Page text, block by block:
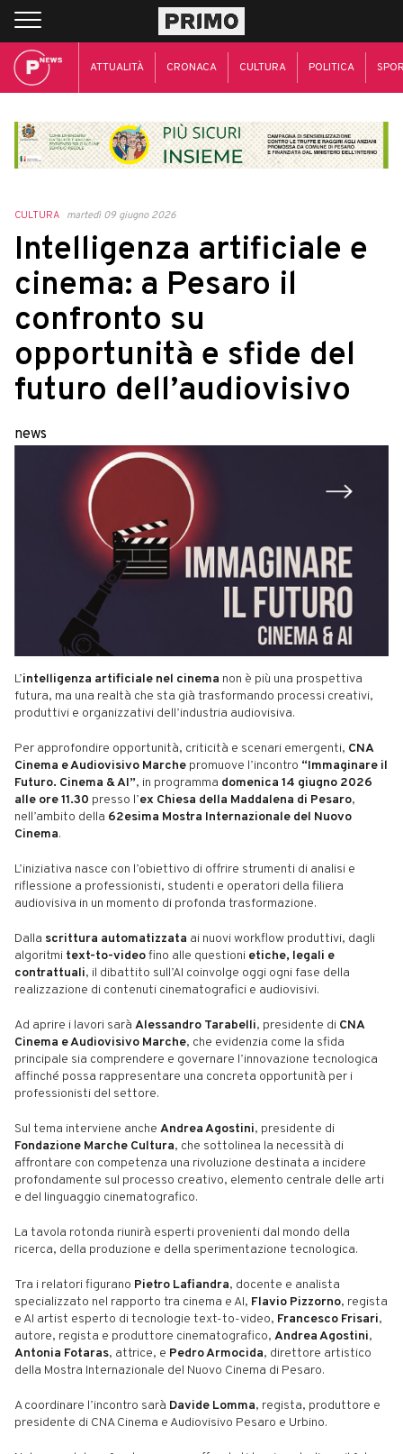
ATTUALITÀ CRONACA CULTURA POLITICA
CULTURA martedì 09 giugno 2026
Intelligenza artificiale e
cinema: a Pesaro il
confronto su
opportunità e sfide del
futuro dell’audiovisivo
news
L’intelligenza artificiale nel cinema non è più una prospettiva
futura, ma una realtà che sta già trasformando processi creativi,
produttivi e organizzativi dell’industria audiovisiva.
Per approfondire opportunità, criticità e scenari emergenti, CNA
Cinema e Audiovisivo Marche promuove l’incontro “Immaginare il
Futuro. Cinema & AI”, in programma domenica 14 giugno 2026
alle ore 11.30 presso l’ex Chiesa della Maddalena di Pesaro,
nell’ambito della 62esima Mostra Internazionale del Nuovo
Cinema.
L’iniziativa nasce con l’obiettivo di offrire strumenti di analisi e
riflessione a professionisti, studenti e operatori della filiera
audiovisiva in un momento di profonda trasformazione.
Dalla scrittura automatizzata ai nuovi workflow produttivi, dagli
algoritmi text-to-videofino alle questioni etiche, legali e
contrattuali, il dibattito sull’AI coinvolge oggi ogni fase della
realizzazione di contenuti cinematografici e audiovisivi.
Ad aprire i lavori sarà Alessandro Tarabelli, presidente di CNA
Cinema e Audiovisivo Marche, che evidenzia come la sfida
principale sia comprendere e governare l’innovazione tecnologica
affinché possa rappresentare una concreta opportunità per i
professionisti del settore.
Sul tema interviene anche Andrea Agostini, presidente di
Fondazione Marche Cultura, che sottolinea la necessità di
affrontare con competenza una rivoluzione destinata a incidere
profondamente sul processo creativo, elemento centrale delle arti
e del linguaggio cinematografico.
La tavola rotonda riunirà esperti provenienti dal mondo della
ricerca, della produzione e della sperimentazione tecnologica.
Tra i relatori figurano Pietro Lafiandra, docente e analista
specializzato nel rapporto tra cinema e AI, Flavio Pizzorno, regista
e AI artist esperto di tecnologie text-to-video, Francesco Frisari,
autore, regista e produttore cinematografico, Andrea Agostini,
Antonia Fotaras, attrice, e Pedro Armocida, direttore artistico
della Mostra Internazionale del Nuovo Cinema di Pesaro.
A coordinare l’incontro sarà Davide Lomma, regista, produttore e
presidente di CNA Cinema e Audiovisivo Pesaro e Urbino.